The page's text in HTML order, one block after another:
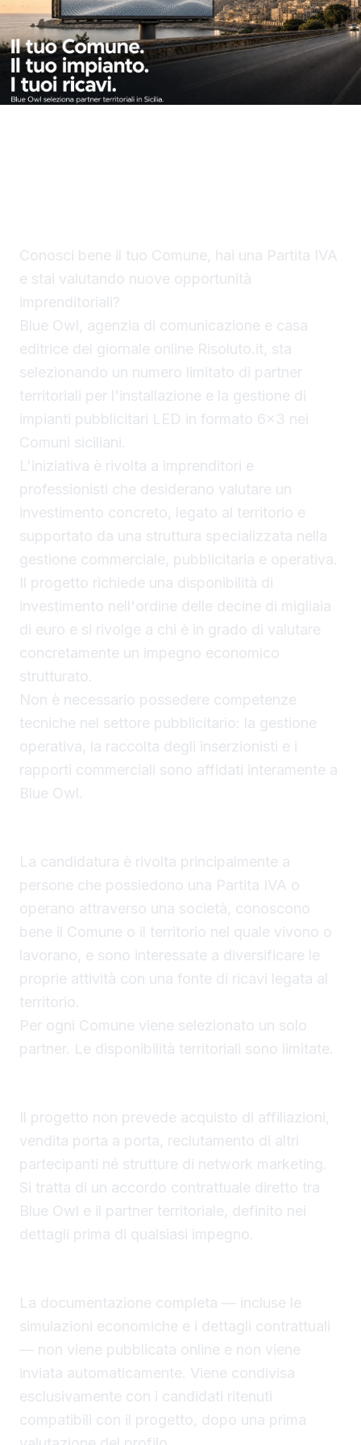
Conosci bene il tuo Comune, hai una Partita IVA
e stai valutando nuove opportunità
imprenditoriali?
Blue Owl, agenzia di comunicazione e casa
editrice del giornale online Risoluto.it, sta
selezionando un numero limitato di partner
territoriali per l'installazione e la gestione di
impianti pubblicitari LED in formato 6x3 nei
Comuni siciliani.
L'iniziativa è rivolta a imprenditori e
professionisti che desiderano valutare un
investimento concreto, legato al territorio e
supportato da una struttura specializzata nella
gestione commerciale, pubblicitaria e operativa.
Il progetto richiede una disponibilità di
investimento nell'ordine delle decine di migliaia
di euro e si rivolge a chi è in grado di valutare
concretamente un impegno economico
strutturato.
Non è necessario possedere competenze
tecniche nel settore pubblicitario: la gestione
operativa, la raccolta degli inserzionisti e i
rapporti commerciali sono affidati interamente a
Blue Owl.
La candidatura è rivolta principalmente a
persone che possiedono una Partita IVA o
operano attraverso una società, conoscono
bene il Comune o il territorio nel quale vivono o
lavorano, e sono interessate a diversificare le
proprie attività con una fonte di ricavi legata al
territorio.
Per ogni Comune viene selezionato un solo
partner. Le disponibilità territoriali sono limitate.
Il progetto non prevede acquisto di affiliazioni,
vendita porta a porta, reclutamento di altri
partecipanti né strutture di network marketing.
Si tratta di un accordo contrattuale diretto tra
Blue Owl e il partner territoriale, definito nei
dettagli prima di qualsiasi impegno.
La documentazione completa — incluse le
simulazioni economiche e i dettagli contrattuali
— non viene pubblicata online e non viene
inviata automaticamente. Viene condivisa
esclusivamente con i candidati ritenuti
compatibili con il progetto, dopo una prima